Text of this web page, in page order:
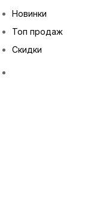
Новинки
Топ продаж
Скидки